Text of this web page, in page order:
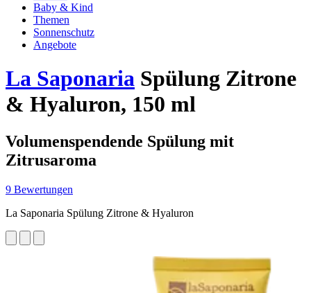
Baby & Kind
Themen
Sonnenschutz
Angebote
La Saponaria Spülung Zitrone
& Hyaluron, 150 ml
Volumenspendende Spülung mit
Zitrusaroma
9 Bewertungen
La Saponaria Spülung Zitrone & Hyaluron